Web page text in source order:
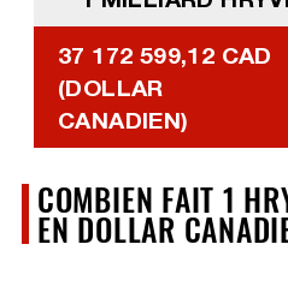
37 172 599,12 CAD
(DOLLAR
CANADIEN)
COMBIEN FAIT 1
EN DOLLAR